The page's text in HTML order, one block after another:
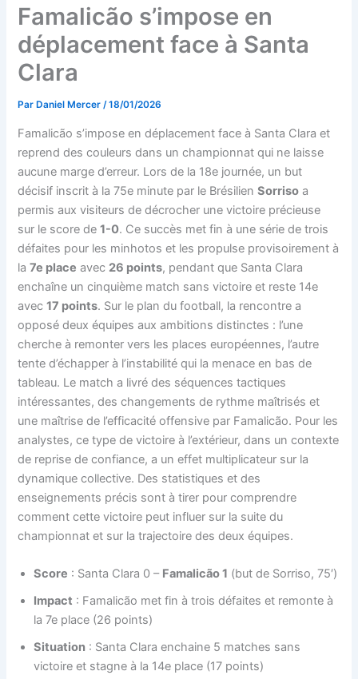
Famalicão s’impose en
déplacement face à Santa
Clara
Par Daniel Mercer/18/01/2026
Famalicão s’impose en déplacement face à Santa Clara et
reprend des couleurs dans un championnat qui ne laisse
aucune marge d’erreur. Lors de la 18e journée, un but
décisif inscrit à la 75e minute par le BrésilienSorriso a
permis aux visiteurs de décrocher une victoire précieuse
sur le score de1-0. Ce succès met fin à une série de trois
défaites pour les minhotos et les propulse provisoirement à
la7e place avec 26 points, pendant que Santa Clara
enchaîne un cinquième match sans victoire et reste 14e
avec17 points. Sur le plan du football, la rencontre a
opposé deux équipes aux ambitions distinctes : l’une
cherche à remonter vers les places européennes, l’autre
tente d’échapper à l’instabilité qui la menace en bas de
tableau. Le match a livré des séquences tactiques
intéressantes, des changements de rythme maîtrisés et
une maîtrise de l’efficacité offensive par Famalicão. Pour les
analystes, ce type de victoire à l’extérieur, dans un contexte
de reprise de confiance, a un effet multiplicateur sur la
dynamique collective. Des statistiques et des
enseignements précis sont à tirer pour comprendre
comment cette victoire peut influer sur la suite du
championnat et sur la trajectoire des deux équipes.
Score : Santa Clara 0 – Famalicão 1 (but de Sorriso, 75′)
Impact : Famalicão met fin à trois défaites et remonte à
la 7e place (26 points)
Situation : Santa Clara enchaine 5 matches sans
victoire et stagne à la 14e place (17 points)